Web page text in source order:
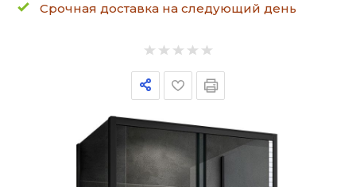
Срочная доставка на следующий день